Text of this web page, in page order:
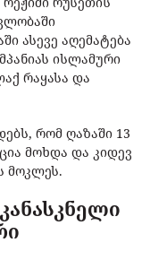
ასევე აღემატება
ისლამური
რაყასა და
რომ ღაზაში 13
მოხდა და კიდევ
მოკლეს.